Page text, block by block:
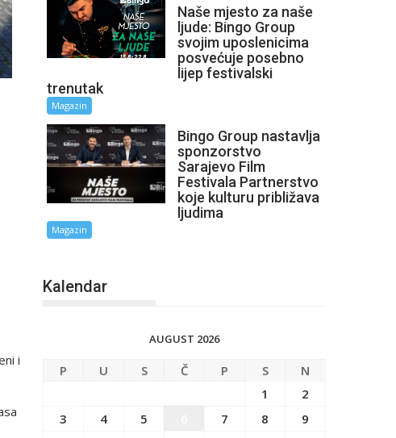
i
Naše mjesto za naše
ljude: Bingo Group
svojim uposlenicima
posvećuje posebno
lijep festivalski
trenutak
Magazin
Bingo Group nastavlja
sponzorstvo
Sarajevo Film
Festivala Partnerstvo
koje kulturu približava
ljudima
Magazin
Kalendar
AUGUST 2026
P U S Č P S
N
1
2
3
4 5 7 8
9